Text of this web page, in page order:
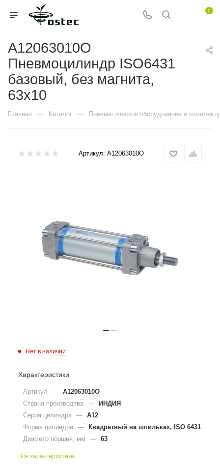
0
A12063010O
Пневмоцилиндр ISO6431
базовый, без магнита,
63x10
Главная — Каталог — Пневматическое оборудование и
Артикул: A12063010O
Нет в наличии
Характеристики
Артикул — A12063010O
Страна производтва — ИНДИЯ
Серия цилиндра — A12
Форма цилиндра — Квадратный на шпильках, ISO 6431
Диаметр поршня, мм
— 63
Все характеристики